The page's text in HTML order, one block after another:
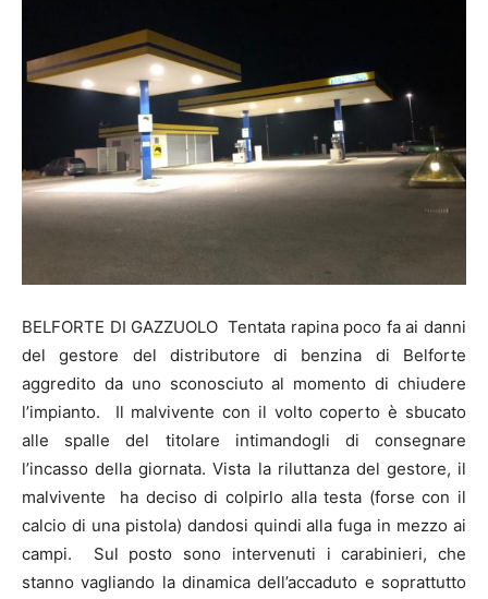
BELFORTE DI GAZZUOLO Tentata rapina poco fa ai danni
del gestore del distributore di benzina di Belforte
aggredito da uno sconosciuto al momento di chiudere
l’impianto. Il malvivente con il volto coperto è sbucato
alle spalle del titolare intimandogli di consegnare
l’incasso della giornata. Vista la riluttanza del gestore, il
malvivente ha deciso di colpirlo alla testa (forse con il
calcio di una pistola) dandosi quindi alla fuga in mezzo ai
campi. Sul posto sono intervenuti i carabinieri, che
stanno vagliando la dinamica dell’accaduto e soprattutto